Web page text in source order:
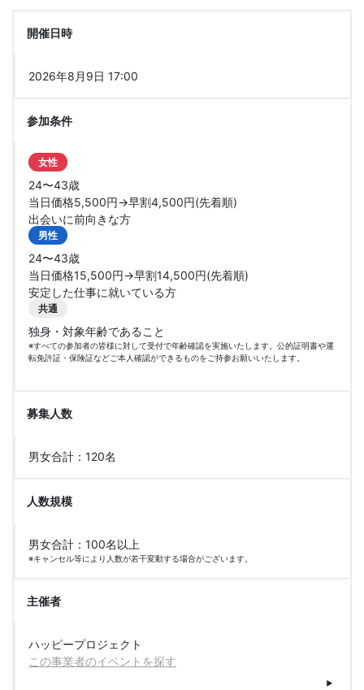
開催日時
2026年8月9日 17:00
参加条件
女性
24〜43歳
当日価格5,500円→早割4,500円(先着順)
出会いに前向きな方
男性
24〜43歳
当日価格15,500円→早割14,500円(先着順)
安定した仕事に就いている方
共通
独身・対象年齢であること
※すべての参加者の皆様に対して受付で年齢確認を実施いたします。公的証明書や運
転免許証・保険証などご本人確認ができるものをご持参お願いいたします。
募集人数
男女合計：120名
人数規模
男女合計：100名以上
※キャンセル等により人数が若干変動する場合がございます。
主催者
ハッピープロジェクト
この事業者のイベントを探す